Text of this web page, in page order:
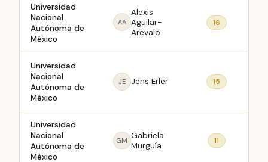
Universidad
Nacional
Autónoma de
México
AA
Alexis
Aguilar-
Arevalo
16
Universidad
Nacional
Autónoma de
México
JE Jens Erler 15
Universidad
Nacional
Autónoma de
México
GM Gabriela
Murguía
11